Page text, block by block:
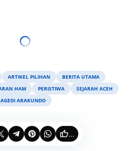
ARTIKEL PILIHAN
BERITA UTAMA
HAM PERISTIWA
SEJARAH ACEH
ARAKUNDO
...